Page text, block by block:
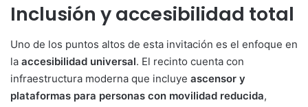
Inclusión y accesibilidad total
Uno de los puntos altos de esta invitación es el enfoque en
la accesibilidad universal. El recinto cuenta con
infraestructura moderna que incluye ascensor y
plataformas para personas con movilidad reducida,